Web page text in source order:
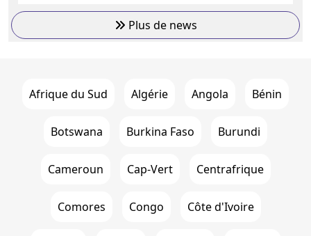
Plus de news
Afrique du Sud Algérie Angola Bénin
Botswana Burkina Faso Burundi
Cameroun Cap-Vert Centrafrique
Comores Congo Côte d'Ivoire